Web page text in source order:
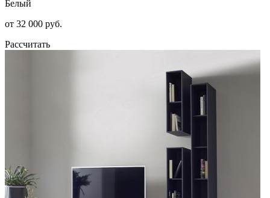
Белый
от 32 000 руб.
Рассчитать